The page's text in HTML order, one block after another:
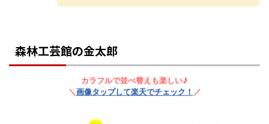
森林工芸館の金太郎
カラフルで並べ替えも楽しい♪
＼画像タップして楽天でチェック！ ／